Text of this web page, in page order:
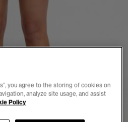
you agree to the storing of cookies on
analyze site usage, and assist
Policy